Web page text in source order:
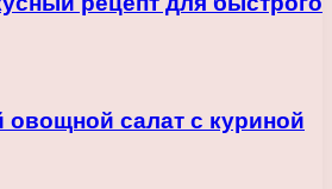
овощной салат с куриной